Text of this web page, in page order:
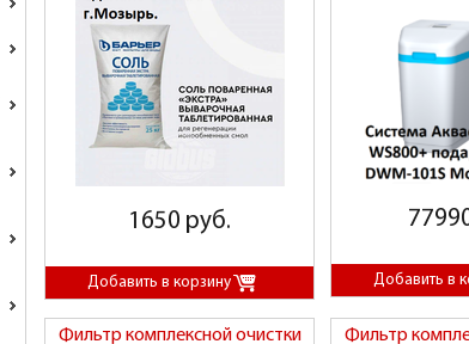
1650 руб.
Фильтр комплексной очистки
Фильтр